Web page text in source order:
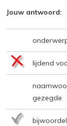
Jouw antwoord:
lijdend
gezegde